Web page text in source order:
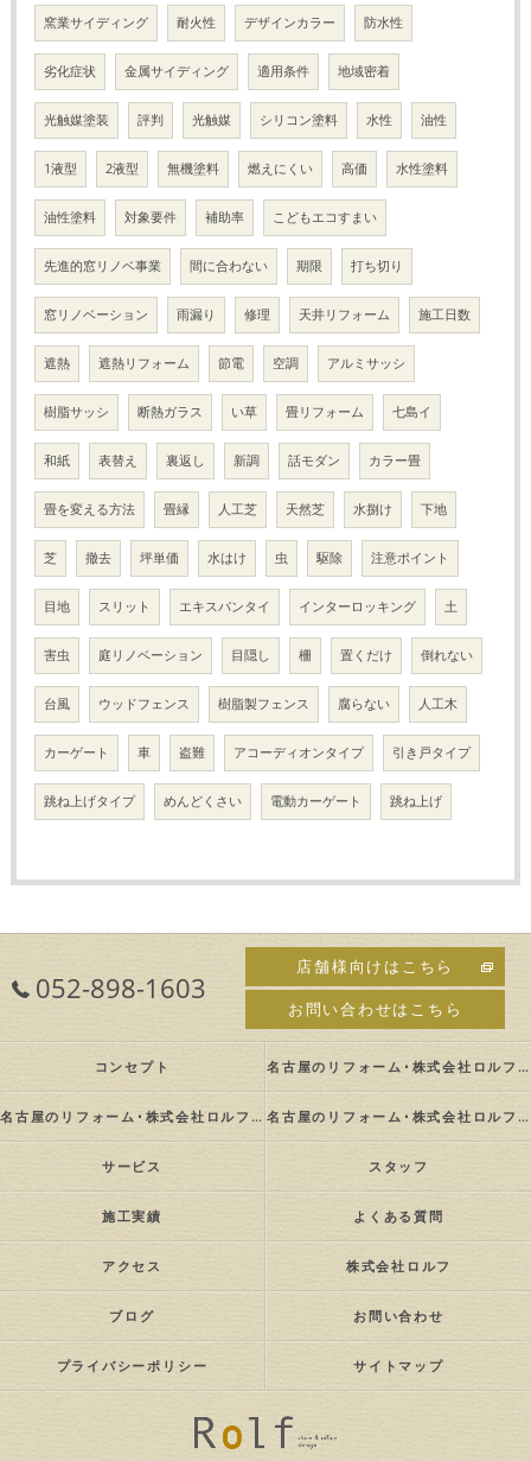
窯業サイディング 耐火性 デザインカラー 防水性
劣化症状 金属サイディング 適用条件 地域密着
光触媒塗装 評判 光触媒 シリコン塗料 水性 油性
1液型 2液型 無機塗料 燃えにくい 高価 水性塗料
油性塗料 対象要件 補助率 こどもエコすまい
先進的窓リノベ事業 間に合わない 期限 打ち切り
窓リノベーション 雨漏り 修理 天井リフォーム 施工日数
遮熱 遮熱リフォーム 節電 空調 アルミサッシ
樹脂サッシ 断熱ガラス い草 畳リフォーム 七島イ
和紙 表替え 裏返し 新調 話モダン カラー畳
畳を変える方法 畳縁 人工芝 天然芝 水捌け 下地
芝 撤去 坪単価 水はけ 虫 駆除 注意ポイント
目地 スリット エキスパンタイ インターロッキング 土
害虫 庭リノベーション 目隠し 柵 置くだけ 倒れない
台風 ウッドフェンス 樹脂製フェンス 腐らない 人工木
カーゲート 車 盗難 アコーディオンタイプ 引き戸タイプ
跳ね上げタイプ めんどくさい 電動カーゲート 跳ね上げ
052-898-1603
店舗様向けはこちら
お問い合わせはこちら
コンセプト 名古屋のリフォーム･株式会社ロルフの口コミ情報
名古屋のリフォーム･株式会社ロルフの評判 名古屋のリフォーム･株式会社ロルフのお客様の声
サービス スタッフ
施工実績 よくある質問
アクセス 株式会社ロルフ
ブログ お問い合わせ
プライバシーポリシー サイトマップ